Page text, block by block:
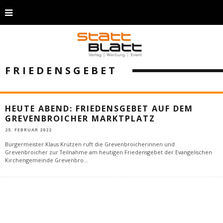
FRIEDENSGEBET
HEUTE ABEND: FRIEDENSGEBET AUF DEM
GREVENBROICHER MARKTPLATZ
25. FEBRUAR 2022
Bürgermeister Klaus Krützen ruft die Grevenbroicherinnen und
Grevenbroicher zur Teilnahme am heutigen Friedensgebet der Evangelischen
Kirchengemeinde Grevenbro...